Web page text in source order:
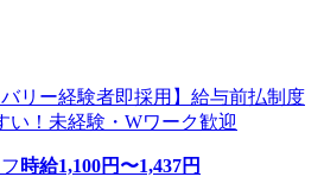
バリー経験者即採用】給与前払制度
い！未経験・Wワーク歓迎
時給1,100円〜1,437円